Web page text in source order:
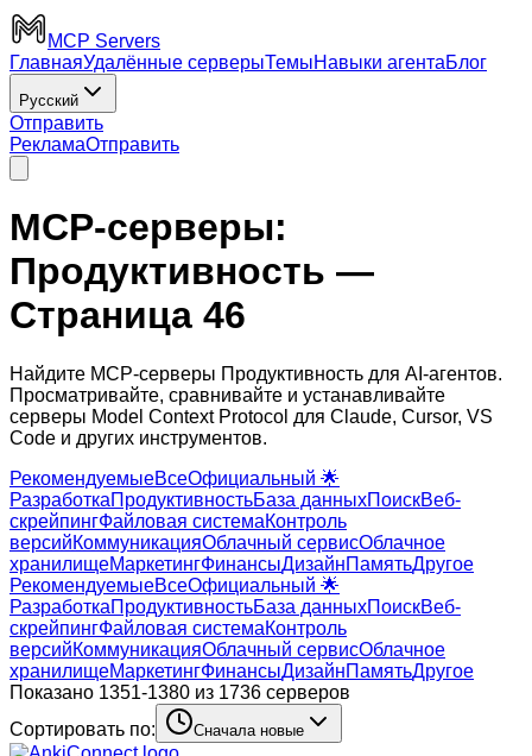
MCP Servers
ГлавнаяУдалённые серверыТемыНавыки агентаБлог
Русский
Отправить
РекламаОтправить
MCP-серверы:
Продуктивность —
Страница 46
Найдите MCP-серверы Продуктивность для AI-агентов.
Просматривайте, сравнивайте и устанавливайте
серверы Model Context Protocol для Claude, Cursor, VS
Code и других инструментов.
РекомендуемыеВсеОфициальный 🌟
РазработкаПродуктивностьБаза данныхПоискВеб-
скрейпингФайловая системаКонтроль
версийКоммуникацияОблачный сервисОблачное
хранилищеМаркетингФинансыДизайнПамятьДругое
РекомендуемыеВсеОфициальный 🌟
РазработкаПродуктивностьБаза данныхПоискВеб-
скрейпингФайловая системаКонтроль
версийКоммуникацияОблачный сервисОблачное
хранилищеМаркетингФинансыДизайнПамятьДругое
Показано 1351-1380 из 1736 серверов
Сортировать по:
Сначала новые